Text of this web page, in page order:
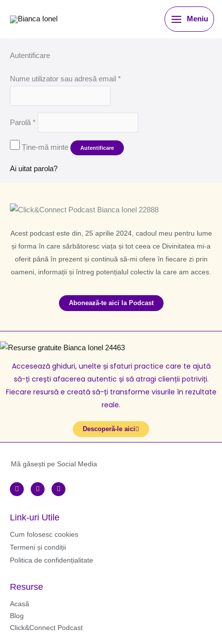
Meniu
Autentificare
Nume utilizator sau adresă email *
Parolă*
Ține-mă minte Autentificare
Ai uitat parola?
Acest podcast este din, 25 aprilie 2024, cadoul meu pentru lume
și forma în care sărbătoresc viața și tot ceea ce Divinitatea mi-a
oferit până în prezent și continuă să-mi ofere în fiecare zi prin
oameni, informații și întreg potențialul colectiv la care am acces.
Aboneaƶă-te aici la Podcast
Accesează ghiduri, unelte și sfaturi practice care te ajută
să-ți crești afacerea autentic și să atragi clienții potriviți.
Fiecare resursă e creată să-ți transforme visurile în rezultate
reale.
Descoperă-le aici
Mă găsești pe Social Media
F
a
b
o
k
I
n
a
g
a
Y
o
b
Link-uri Utile
Cum folosesc cookies
Termeni și condiții
Politica de confidențialitate
Resurse
Acasă
Blog
Click&Connect Podcast